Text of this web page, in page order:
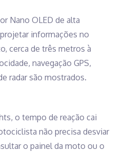
Nano OLED de alta
informações no
cerca de três metros à
navegação GPS,
radar são mostrados.
o tempo de reação cai
não precisa desviar
o painel da moto ou o